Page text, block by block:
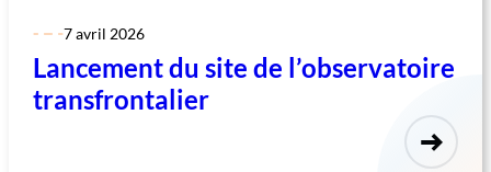
7 avril 2026
Lancement du site de l’observatoire
transfrontalier